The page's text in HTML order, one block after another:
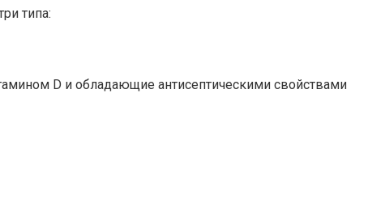
типа:
D и обладающие антисептическими свойствами